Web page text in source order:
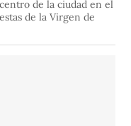
de la ciudad en el
de la Virgen de